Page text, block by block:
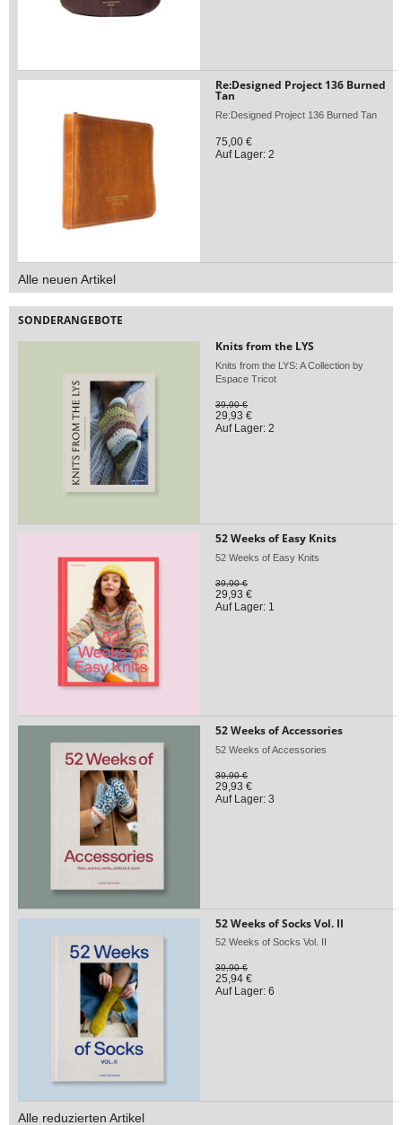
Re:Designed Project 136 Burned
Tan
Re:Designed Project 136 Burned Tan
75,00 €
Auf Lager: 2
Alle neuen Artikel
SONDERANGEBOTE
Knits from the LYS
Knits from the LYS: A Collection by
Espace Tricot
39,90 €
29,93 €
Auf Lager: 2
52 Weeks of Easy Knits
52 Weeks of Easy Knits
39,90 €
29,93 €
Auf Lager: 1
52 Weeks of Accessories
52 Weeks of Accessories
39,90 €
29,93 €
Auf Lager: 3
52 Weeks of Socks Vol. II
52 Weeks of Socks Vol. II
39,90 €
25,94 €
Auf Lager: 6
Alle reduzierten Artikel